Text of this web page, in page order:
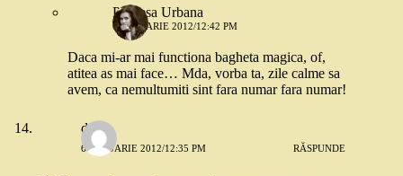
Printesa Urbana
6 IANUARIE 2012/12:42 PM
Daca mi-ar mai functiona bagheta magica, of,
atitea as mai face… Mda, vorba ta, zile calme sa
avem, ca nemultumiti sint fara numar fara numar!
diana
6 IANUARIE 2012/12:35 PM RĂSPUNDE